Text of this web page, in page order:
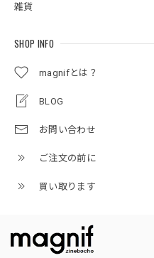
雑貨
SHOP INFO
magnifとは？
BLOG
お問い合わせ
ご注文の前に
買い取ります